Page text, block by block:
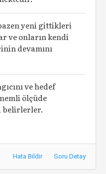
yeni gittikleri
ve onların kendi
devamını
ve hedef
ölçüde
belirlerler.
Hata Bildir Soru Detay